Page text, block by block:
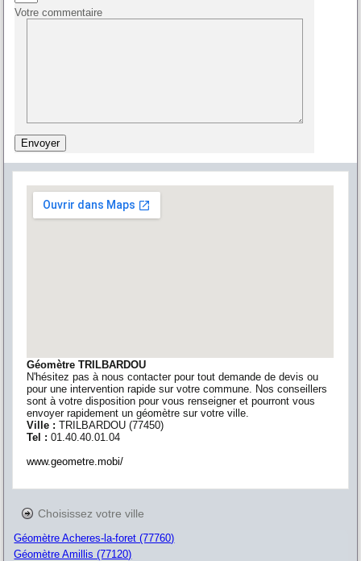
Votre commentaire
Géomètre TRILBARDOU
N'hésitez pas à nous contacter pour tout demande de devis ou
pour une intervention rapide sur votre commune. Nos conseillers
sont à votre disposition pour vous renseigner et pourront vous
envoyer rapidement un géomètre sur votre ville.
Ville :TRILBARDOU (77450)
Tel :01.40.40.01.04
www.geometre.mobi/
Choisissez votre ville
Géomètre Acheres-la-foret (77760)
Géomètre Amillis (77120)